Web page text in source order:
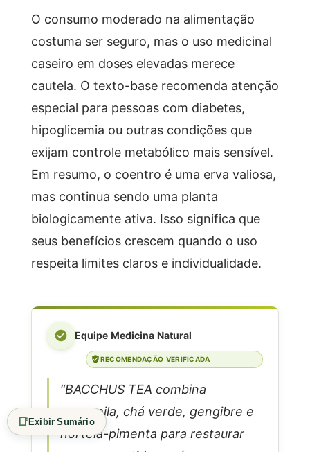
O consumo moderado na alimentação
costuma ser seguro, mas o uso medicinal
caseiro em doses elevadas merece
cautela. O texto-base recomenda atenção
especial para pessoas com diabetes,
hipoglicemia ou outras condições que
exijam controle metabólico mais sensível.
Em resumo, o coentro é uma erva valiosa,
mas continua sendo uma planta
biologicamente ativa. Isso significa que
seus benefícios crescem quando o uso
respeita limites claros e individualidade.
Equipe Medicina Natural
RECOMENDAÇÃO VERIFICADA
“BACCHUS TEA combina
camomila, chá verde, gengibre e
hortelã-pimenta para restaurar
📑Exibir Sumário